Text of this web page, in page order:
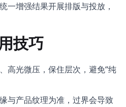
一增强结果开展排版与投放，
技巧
高光微压，保住层次，避免“纯
与产品纹理为准，过界会导致